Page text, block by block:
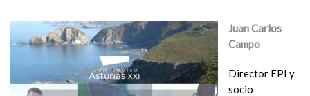
Juan Carlos
Campo
Director EPI y
socio